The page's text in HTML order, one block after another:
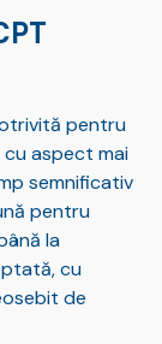
pentru
cu aspect mai
semnificativ
pentru
la
cu
de